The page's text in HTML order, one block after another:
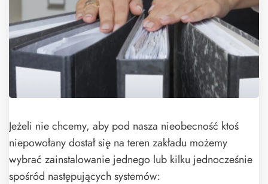
Jeżeli nie chcemy, aby pod nasza nieobecność ktoś
niepowołany dostał się na teren zakładu możemy
wybrać zainstalowanie jednego lub kilku jednocześnie
spośród następujących systemów: